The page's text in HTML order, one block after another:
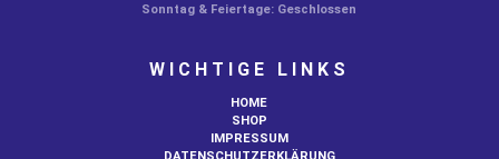
Sonntag & Feiertage: Geschlossen
WICHTIGE LINKS
HOME
SHOP
IMPRESSUM